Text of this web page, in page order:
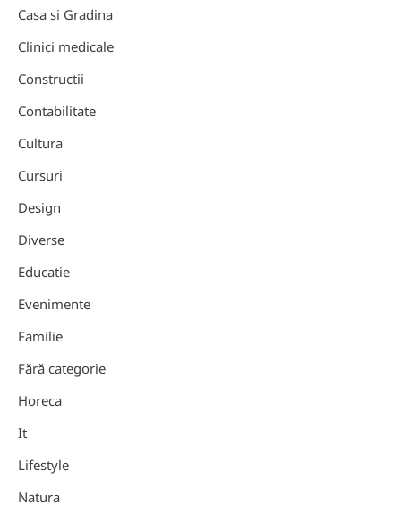
Casa si Gradina
Clinici medicale
Constructii
Contabilitate
Cultura
Cursuri
Design
Diverse
Educatie
Evenimente
Familie
Fără categorie
Horeca
It
Lifestyle
Natura